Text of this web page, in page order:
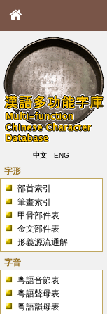
中文 ENG
字形
部首索引
筆畫索引
甲骨部件表
金文部件表
形義源流通解
字音
粵語音節表
粵語聲母表
粵語韻母表